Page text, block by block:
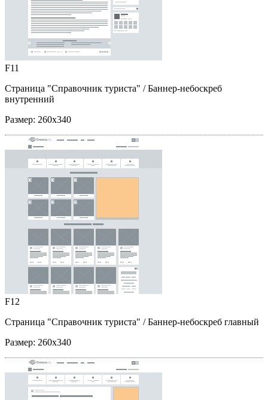
F11
Страница "Справочник туриста" / Баннер-небоскреб
внутренний
Размер: 260x340
F12
Страница "Справочник туриста" / Баннер-небоскреб главный
Размер: 260x340